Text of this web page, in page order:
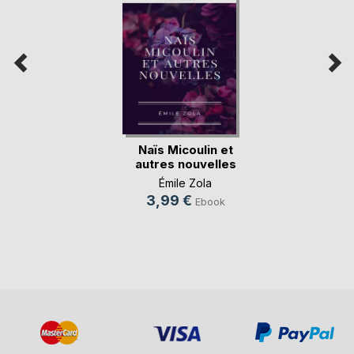
Naïs Micoulin et
autres nouvelles
Émile Zola
3,99 € Ebook